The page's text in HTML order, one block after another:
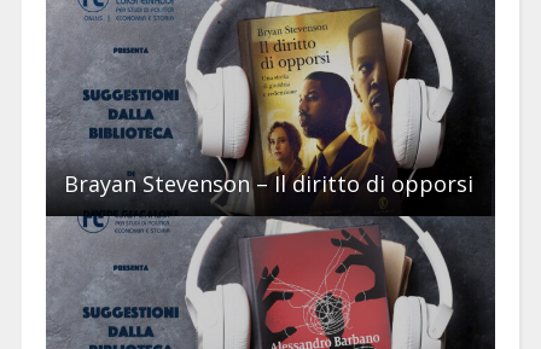
Brayan Stevenson – Il diritto di opporsi